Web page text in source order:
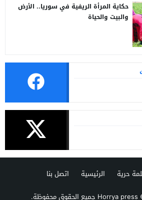
حكاية المرأة الريفية في سوريا.. الأرض
والبيت والحياة
حرية الرئيسية
اتصل بنا